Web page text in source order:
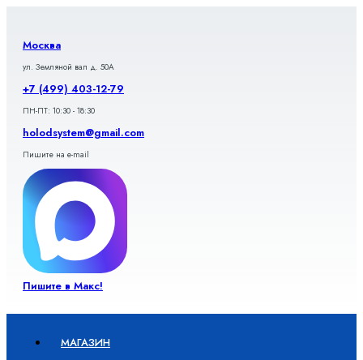
содержимому
Москва
ул. Земляной вал д. 50А
+7 (499) 403-12-79
ПН-ПТ: 10:30 - 18:30
holodsystem@gmail.com
Пишите на e-mail
Пишите в Макс!
МАГАЗИН